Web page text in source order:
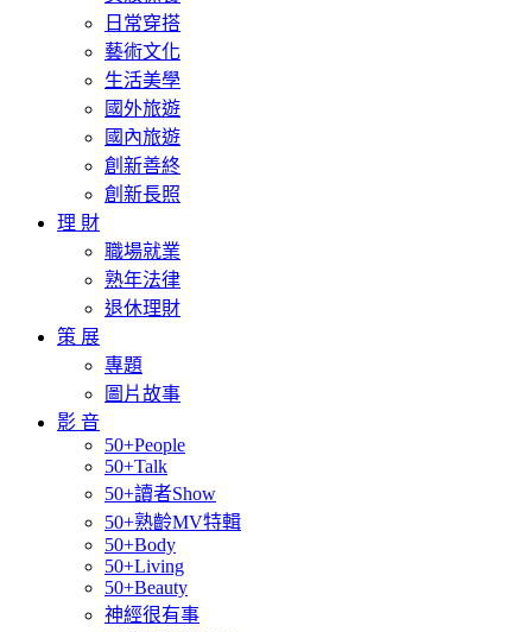
日常穿搭
藝術文化
生活美學
國外旅遊
國內旅遊
創新善終
創新長照
理 財
職場就業
熟年法律
退休理財
策 展
專題
圖片故事
影 音
50+People
50+Talk
50+讀者Show
50+熟齡MV特輯
50+Body
50+Living
50+Beauty
神經很有事